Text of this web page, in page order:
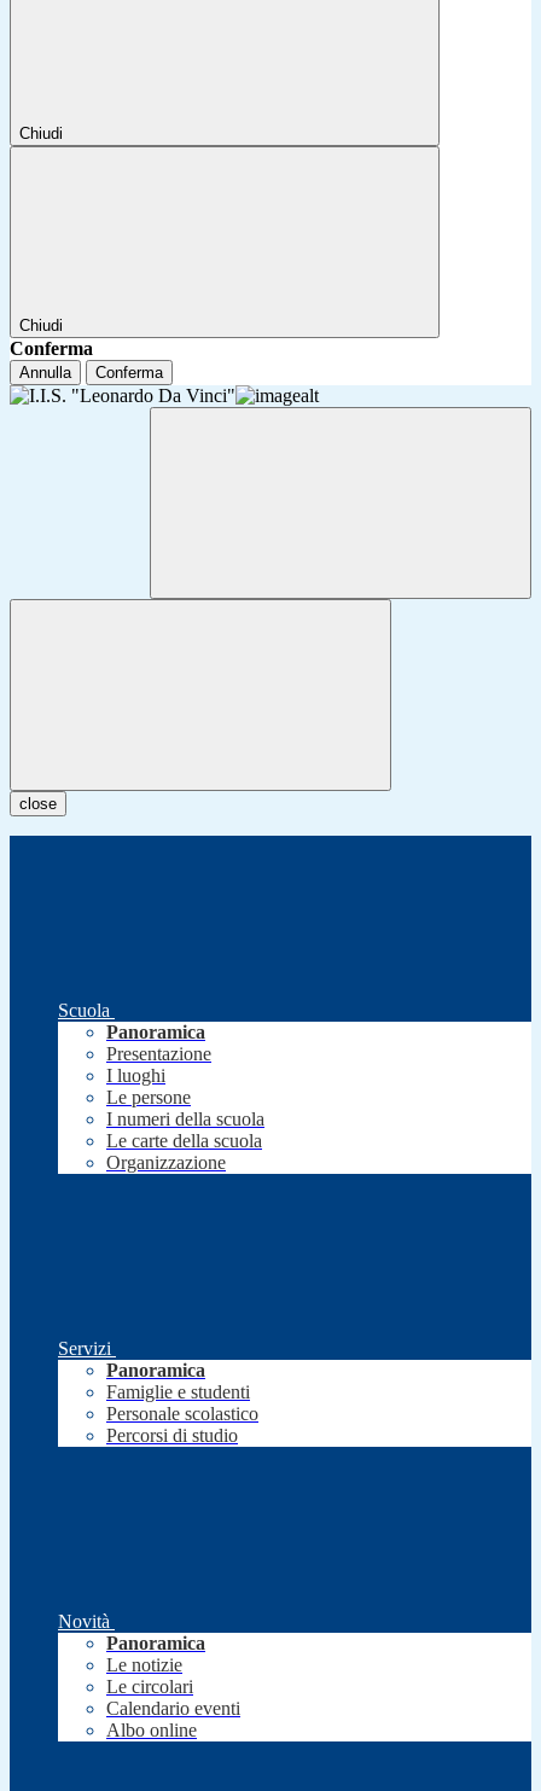
Chiudi
Chiudi
Conferma
Annulla Conferma
close
Scuola
Panoramica
Presentazione
I luoghi
Le persone
I numeri della scuola
Le carte della scuola
Organizzazione
Servizi
Panoramica
Famiglie e studenti
Personale scolastico
Percorsi di studio
Novità
Panoramica
Le notizie
Le circolari
Calendario eventi
Albo online